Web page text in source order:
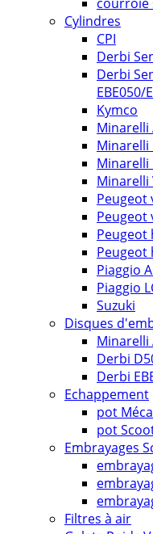
Cylindres
CPI
Derbi
Derbi
EBE050/
Kymco
Minarelli
Minarelli
Minarelli
Minarelli
Peugeot
Peugeot
Peugeot
Peugeot
Piaggio
Piaggio
Suzuki
Disques
Minarelli
Derbi
Derbi
Echappement
pot
pot
Embrayages
Filtres à air